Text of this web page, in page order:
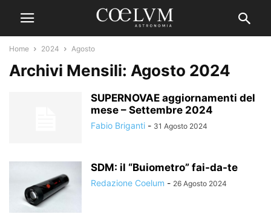
Home 2024 Agosto
Archivi Mensili: Agosto 2024
SUPERNOVAE aggiornamenti del
mese – Settembre 2024
Fabio Briganti - 31 Agosto 2024
SDM: il “Buiometro” fai-da-te
Redazione Coelum - 26 Agosto 2024